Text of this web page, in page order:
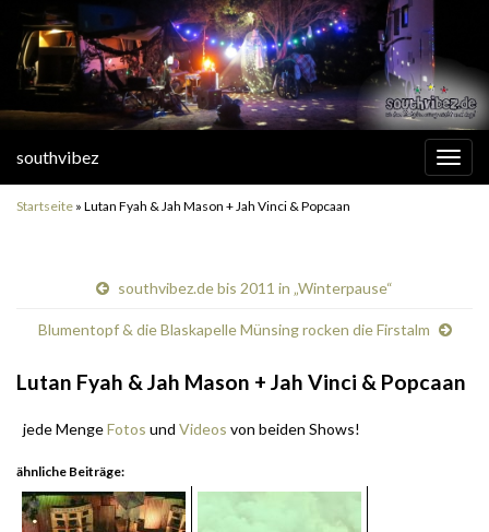
southvibez
Startseite » Lutan Fyah & Jah Mason + Jah Vinci & Popcaan
southvibez.de bis 2011 in „Winterpause“
Blumentopf & die Blaskapelle Münsing rocken die Firstalm
Lutan Fyah & Jah Mason + Jah Vinci & Popcaan
jede MengeFotos und Videos von beiden Shows!
ähnliche Beiträge: